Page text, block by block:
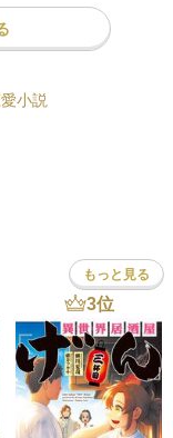
小説
もっと見る
3位